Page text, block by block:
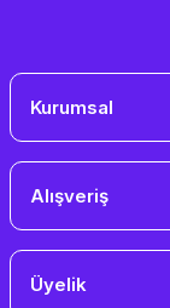
Kurumsal
Alışveriş
Üyelik